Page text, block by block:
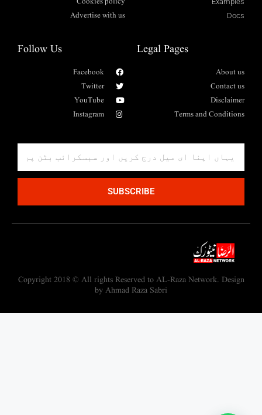
Docs
Advertise with us
Legal Pages
About us
Contact us
Disclaimer
Terms and Conditions
Follow Us
Facebook
Twitter
YouTube
Instagram
SUBSCRIBE
Copyright 2018 © All rights Reserved to AL-Raza Network. Design
by Ahmad Raza Sabri